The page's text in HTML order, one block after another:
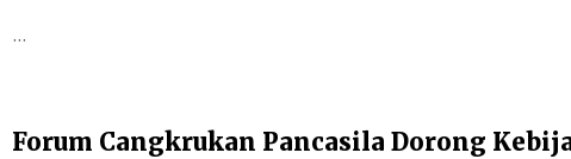
...
Forum Cangkrukan Pancasila Dorong